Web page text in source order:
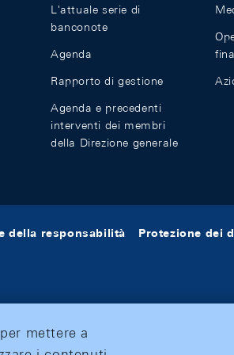
L'attuale serie di
banconote
Agenda
Rapporto di gestione
Agenda e precedenti
interventi dei membri
della Direzione generale
della responsabilità Protezione dei
mettere a